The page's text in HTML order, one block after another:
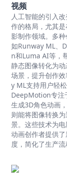
视频
人工智能的引入
作的格局，尤其
影制作领域。多
如Runway ML、
n和Luma AI等，
静态图像转化为
场景，提升创作
y ML支持用户轻
DeepMotion专注
生成3D角色动画
则能将图像转换
景。这些技术为
动画创作者提供
度，简化了生产流